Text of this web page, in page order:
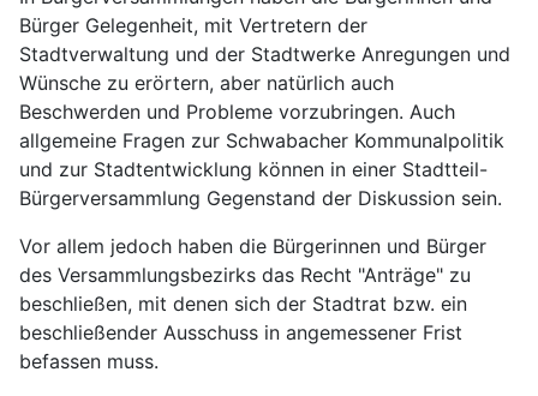
Bürger Gelegenheit, mit Vertretern der
Stadtverwaltung und der Stadtwerke Anregungen und
Wünsche zu erörtern, aber natürlich auch
Beschwerden und Probleme vorzubringen. Auch
allgemeine Fragen zur Schwabacher Kommunalpolitik
und zur Stadtentwicklung können in einer Stadtteil-
Bürgerversammlung Gegenstand der Diskussion sein.
Vor allem jedoch haben die Bürgerinnen und Bürger
des Versammlungsbezirks das Recht "Anträge" zu
beschließen, mit denen sich der Stadtrat bzw. ein
beschließender Ausschuss in angemessener Frist
befassen muss.